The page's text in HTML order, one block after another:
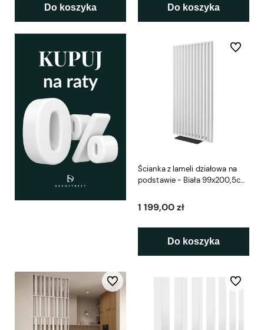
Do koszyka Do koszyka
Ścianka z lameli działowa na
podstawie - Biała 99x200,5cm
1 199,00 zł
Do koszyka
Do
Do ulubionych Do